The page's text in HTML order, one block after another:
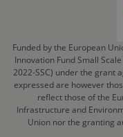
Funded by the European
Innovation Fund Small
2022-SSC) under the grant
expressed are however
reflect those of the
Infrastructure and
Union nor the granting